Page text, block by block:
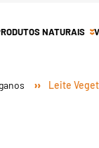
NATURAIS
Leite